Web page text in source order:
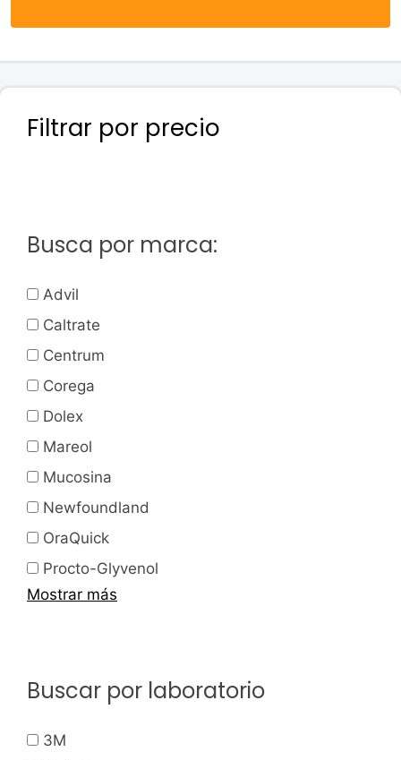
Filtrar por precio
Busca por marca:
Advil
Caltrate
Centrum
Corega
Dolex
Mareol
Mucosina
Newfoundland
OraQuick
Procto-Glyvenol
Mostrar más
Buscar por laboratorio
3M